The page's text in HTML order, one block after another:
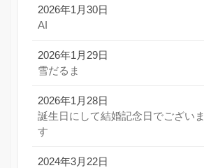
2026年1月30日
AI
2026年1月29日
雪だるま
2026年1月28日
誕生日にして結婚記念日でございま
す
2024年3月22日